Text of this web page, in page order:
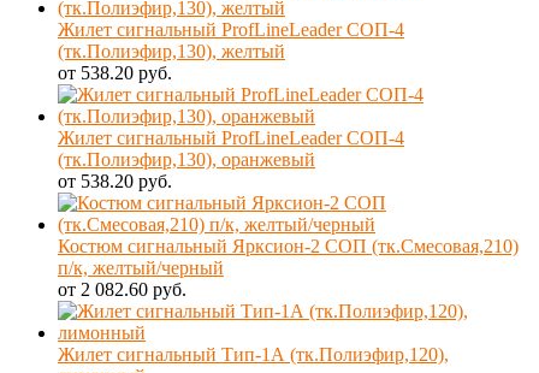
Жилет сигнальный ProfLineLeader СОП-4
(тк.Полиэфир,130), желтый
от 538.20 руб.
Жилет сигнальный ProfLineLeader СОП-4
(тк.Полиэфир,130), оранжевый
от 538.20 руб.
Костюм сигнальный Ярксион-2 СОП (тк.Смесовая,210)
п/к, желтый/черный
от 2 082.60 руб.
Жилет сигнальный Тип-1А (тк.Полиэфир,120),